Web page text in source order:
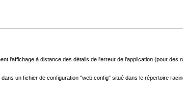
l'affichage à distance des détails de l'erreur de l'application (pour des
un fichier de configuration "web.config" situé dans le répertoire